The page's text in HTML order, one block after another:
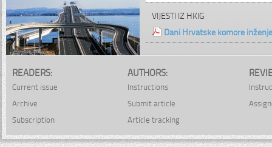
VIJESTI IZ HKIG
Dani Hrvatske komore
READERS:
Current issue
Archive
Subscription
AUTHORS:
Instructions
Submit article
Article tracking